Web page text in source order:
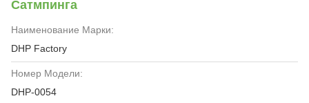
Сатмпинга
Наименование Марки:
DHP Factory
Номер Модели:
DHP-0054